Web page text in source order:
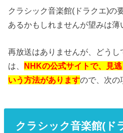
クラシック音楽館(ドラクエ)の
あるかもしれませんが望みは薄
再放送はありませんが、どうし
は、 NHKの公式サイトで、見
いう方法がありますので、次の
クラシック音楽館(ド